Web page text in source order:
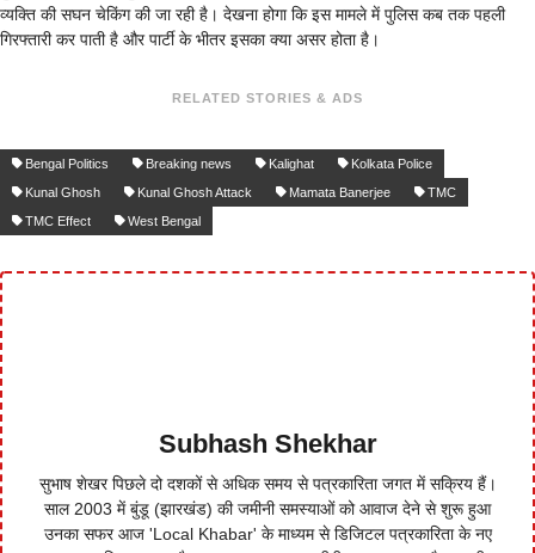
व्यक्ति की सघन चेकिंग की जा रही है। देखना होगा कि इस मामले में पुलिस कब तक पहली
गिरफ्तारी कर पाती है और पार्टी के भीतर इसका क्या असर होता है।
RELATED STORIES & ADS
Bengal Politics Breaking news Kalighat
Kolkata Police
Kunal Ghosh
Kunal Ghosh Attack Mamata Banerjee
TMC
TMC Effect
West Bengal
Subhash Shekhar
सुभाष शेखर पिछले दो दशकों से अधिक समय से पत्रकारिता जगत में सक्रिय हैं।
साल 2003 में बुंडू (झारखंड) की जमीनी समस्याओं को आवाज देने से शुरू हुआ
उनका सफर आज 'Local Khabar' के माध्यम से डिजिटल पत्रकारिता के नए